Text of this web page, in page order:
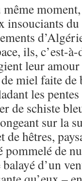
insouciants du
ils, c’est-
leur
miel faite de
les
de schiste
sur la
de hêtres,
de
d’un